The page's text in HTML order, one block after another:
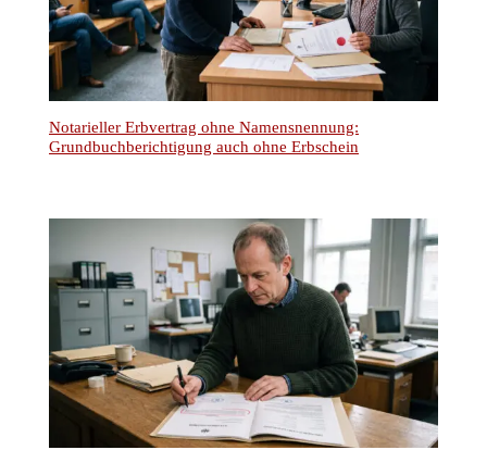
Notarieller Erbvertrag ohne Namensnennung:
Grundbuchberichtigung auch ohne Erbschein